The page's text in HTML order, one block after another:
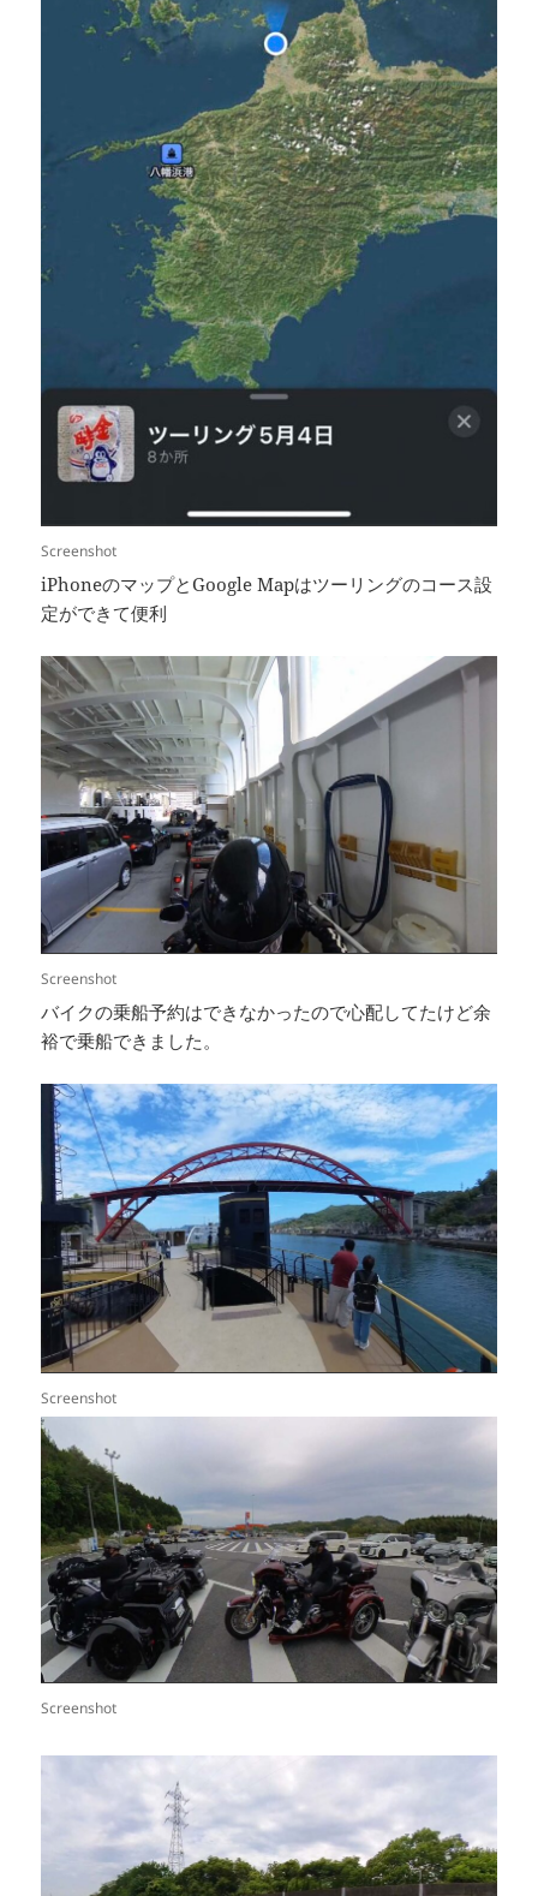
Screenshot
iPhoneのマップとGoogle Mapはツーリングのコース設
定ができて便利
Screenshot
バイクの乗船予約はできなかったので心配してたけど余
裕で乗船できました。
Screenshot
Screenshot